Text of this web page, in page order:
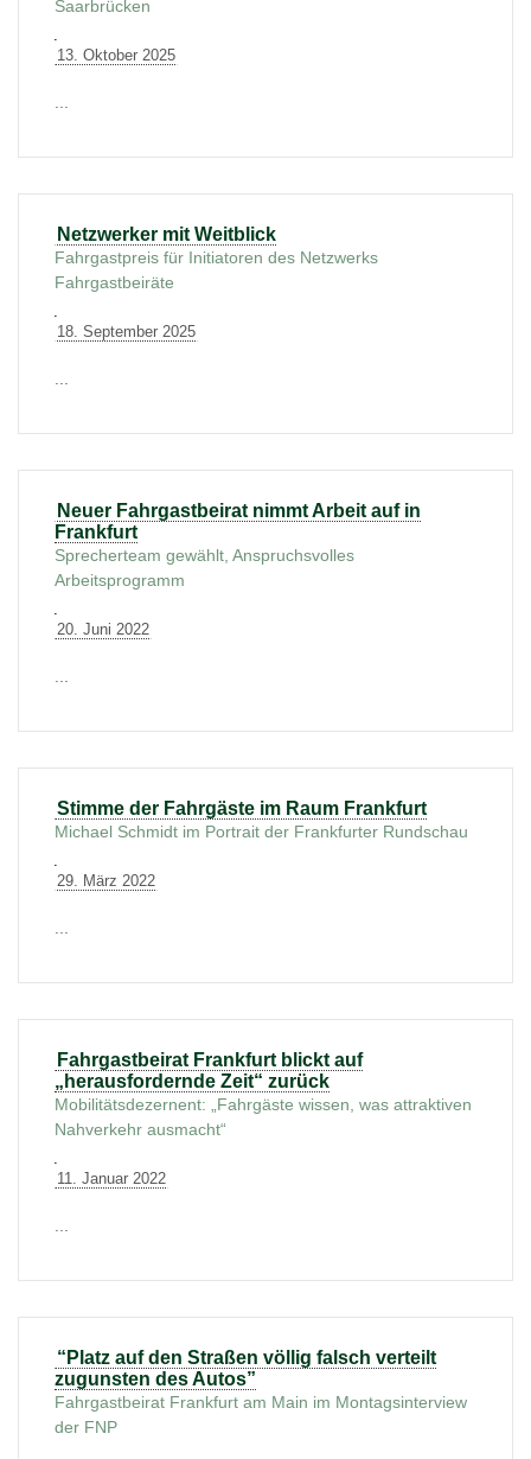
Saarbrücken
13. Oktober 2025
...
Netzwerker mit Weitblick
Fahrgastpreis für Initiatoren des Netzwerks
Fahrgastbeiräte
18. September 2025
...
Neuer Fahrgastbeirat nimmt Arbeit auf in
Frankfurt
Sprecherteam gewählt, Anspruchsvolles
Arbeitsprogramm
20. Juni 2022
...
Stimme der Fahrgäste im Raum Frankfurt
Michael Schmidt im Portrait der Frankfurter Rundschau
29. März 2022
...
Fahrgastbeirat Frankfurt blickt auf
„herausfordernde Zeit“ zurück
Mobilitätsdezernent: „Fahrgäste wissen, was attraktiven
Nahverkehr ausmacht“
11. Januar 2022
...
“Platz auf den Straßen völlig falsch verteilt
zugunsten des Autos”
Fahrgastbeirat Frankfurt am Main im Montagsinterview
der FNP